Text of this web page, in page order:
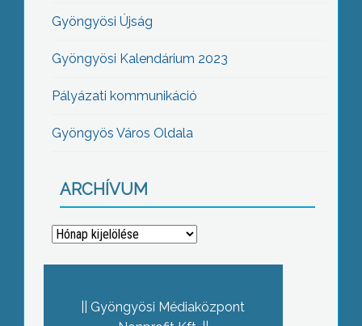
Gyöngyösi Újság
Gyöngyösi Kalendárium 2023
Pályázati kommunikáció
Gyöngyös Város Oldala
ARCHÍVUM
Archívum
Gyöngyösi Médiaközpont